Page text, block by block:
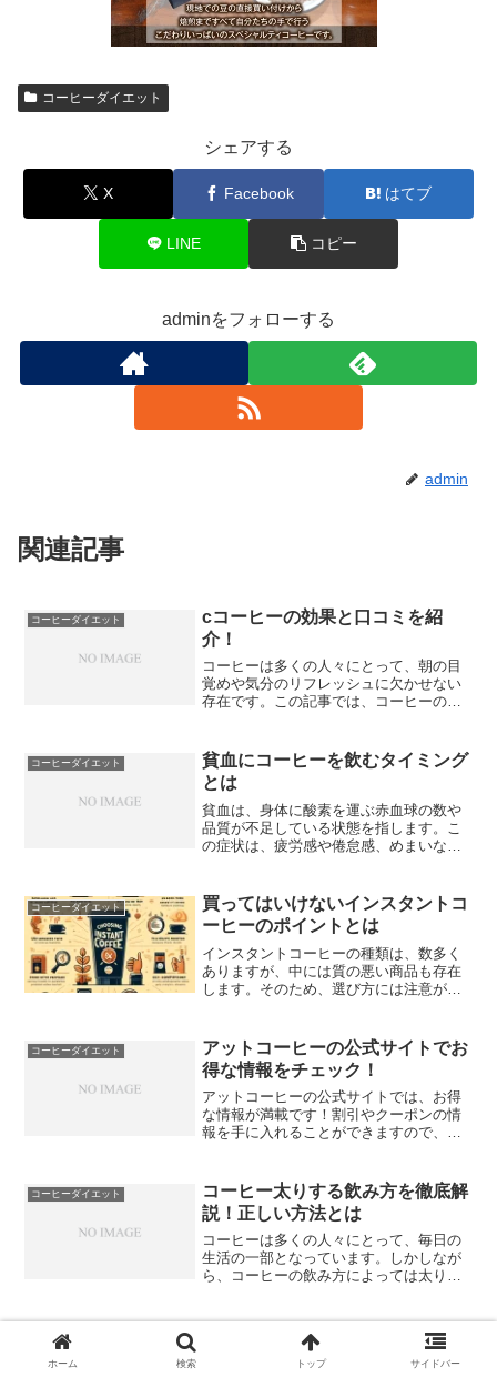
コーヒーダイエット
シェアする
X Facebook はてブ
LINE コピー
adminをフォローする
admin
関連記事
コーヒーダイエット
cコーヒーの効果と口コミを紹
介！
コーヒーは多くの人々にとって、朝の目
覚めや気分のリフレッシュに欠かせない
存在です。この記事では、コーヒーの効
覚醒作用があり、眠気を覚ます効果があ
るほか、集中力や注意力を高...
コーヒーダイエット
貧血にコーヒーを飲むタイミング
とは
貧血は、身体に酸素を運ぶ赤血球の数や
品質が不足している状態を指します。こ
の症状は、疲労感や倦怠感、めまいなど
み物であり、その中に含まれる成分には
さまざまな効能があります...
コーヒーダイエット
買ってはいけないインスタントコ
ーヒーのポイントとは
インスタントコーヒーの種類は、数多く
ありますが、中には質の悪い商品も存在
します。そのため、選び方には注意が必
料や香料、保存料が含まれている場合、
健康に悪影響を及ぼす可能...
コーヒーダイエット
アットコーヒーの公式サイトでお
得な情報をチェック！
アットコーヒーの公式サイトでは、お得
な情報が満載です！割引やクーポンの情
報を手に入れることができますので、ぜ
さん受けられます。登録方法も簡単です
ので、ぜひお試しください...
コーヒーダイエット
コーヒー太りする飲み方を徹底解
説！正しい方法とは
コーヒーは多くの人々にとって、毎日の
生活の一部となっています。しかしなが
ら、コーヒーの飲み方によっては太りや
めて、太りやすいコーヒーの飲み方、そ
して太りにくいコーヒーの...
コーヒーダイエット
理想のコーヒーの解約方法を詳し
く解説します
ホーム 検索 トップ サイドバー